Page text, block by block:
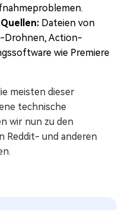
Dateien von
Drohnen, Action-
wie Premiere
meisten dieser
technische
wir nun zu den
Reddit- und anderen